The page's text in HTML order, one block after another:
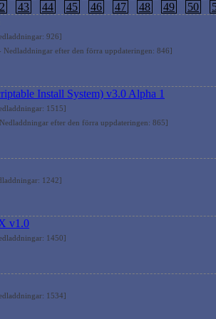
43 44 45 46 47 48 49 50
926]
Nedladdningar efter den förra uppdateringen: 846]
Install System) v3.0 Alpha 1
1515]
efter den förra uppdateringen: 865]
1242]
v1.0
1450]
1534]